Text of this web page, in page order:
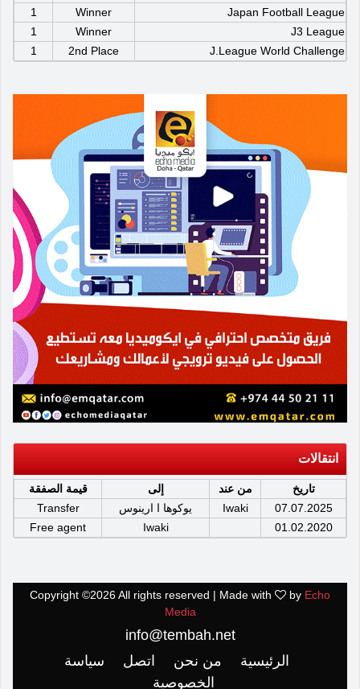
Japan Football League
Winner
1
J3 League
Winner
1
J.League World Challenge
2nd Place
1
انتقالات
تاريخ من عند إلى
قيمة الصفقة
07.07.2025
Iwaki يوكوها ا ارينوس
Transfer
01.02.2020
Iwaki
Free agent
Copyright ©2026 All rights reserved | Made with by Echo
Media
info@tembah.net
الرئيسية
من نحن اتصل
سياسة
الخصوصية